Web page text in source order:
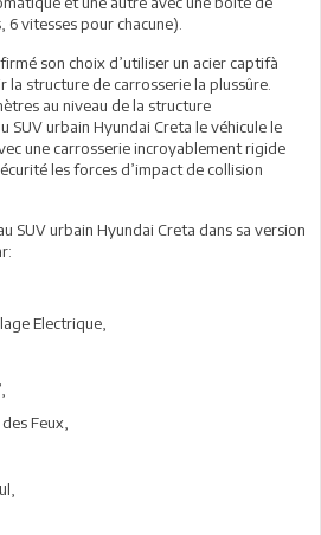
vitesses pour chacune).
son choix d’utiliser un acier captifà
structure de carrosserie la plussûre.
au niveau de la structure
SUV urbain Hyundai Creta le véhicule le
une carrosserie incroyablement rigide
les forces d’impact de collision
SUV urbain Hyundai Creta dans sa version
Electrique,
Feux,